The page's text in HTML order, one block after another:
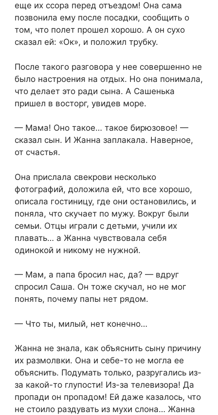
еще их ссора перед отъездом! Она сама
позвонила ему после посадки, сообщить о
том, что полет прошел хорошо. А он сухо
сказал ей: «Ок», и положил трубку.
После такого разговора у нее совершенно не
было настроения на отдых. Но она понимала,
что делает это ради сына. А Сашенька
пришел в восторг, увидев море.
— Мама! Оно такое… такое бирюзовое! —
сказал сын. И Жанна заплакала. Наверное,
от счастья.
Она прислала свекрови несколько
фотографий, доложила ей, что все хорошо,
описала гостиницу, где они остановились, и
поняла, что скучает по мужу. Вокруг были
семьи. Отцы играли с детьми, учили их
плавать… а Жанна чувствовала себя
одинокой и никому не нужной.
— Мам, а папа бросил нас, да? — вдруг
спросил Саша. Он тоже скучал, но не мог
понять, почему папы нет рядом.
— Что ты, милый, нет конечно…
Жанна не знала, как объяснить сыну причину
их размолвки. Она и себе-то не могла ее
объяснить. Подумать только, разругались из-
за какой-то глупости! Из-за телевизора! Да
пропади он пропадом! Ей даже казалось, что
не стоило раздувать из мухи слона… Жанна